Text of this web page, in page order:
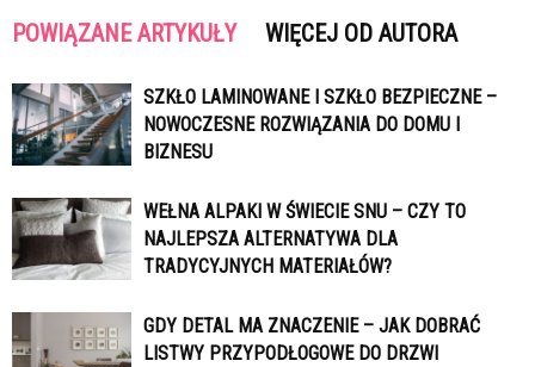
POWIĄZANE ARTYKUŁY WIĘCEJ OD AUTORA
SZKŁO LAMINOWANE I SZKŁO BEZPIECZNE –
NOWOCZESNE ROZWIĄZANIA DO DOMU I
BIZNESU
WEŁNA ALPAKI W ŚWIECIE SNU – CZY TO
NAJLEPSZA ALTERNATYWA DLA
TRADYCYJNYCH MATERIAŁÓW?
GDY DETAL MA ZNACZENIE – JAK DOBRAĆ
LISTWY PRZYPODŁOGOWE DO DRZWI